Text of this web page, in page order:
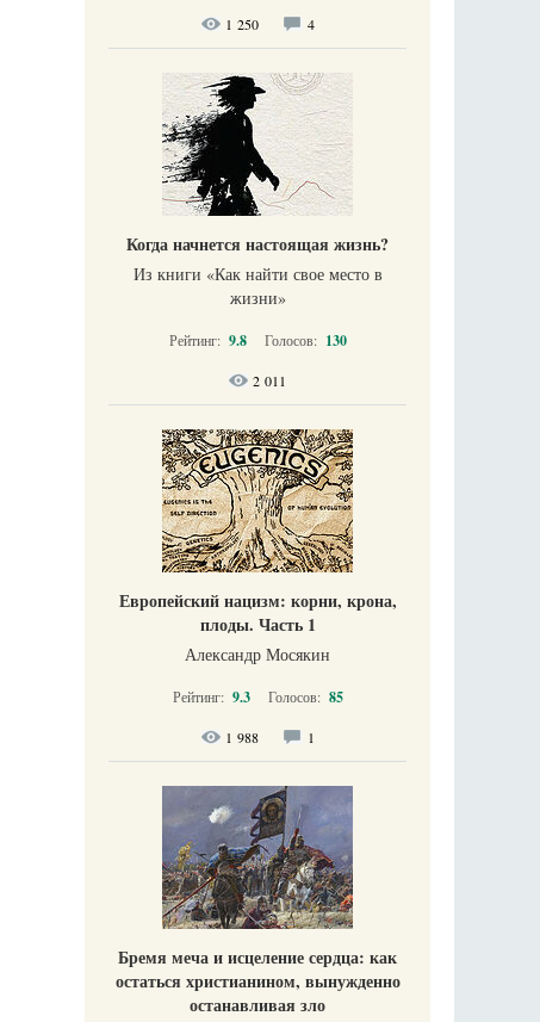
1 250 4
Когда начнется настоящая жизнь?
Из книги «Как найти свое место в
жизни​»
Рейтинг: 9.8 Голосов: 130
2 011
Европейский нацизм: корни, крона,
плоды. Часть 1
Александр Мосякин
Рейтинг: 9.3 Голосов: 85
1 988 1
Бремя меча и исцеление сердца: как
остаться христианином, вынужденно
останавливая зло